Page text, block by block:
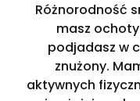
Różnorodność
masz
podjadasz w
znużony.
aktywnych